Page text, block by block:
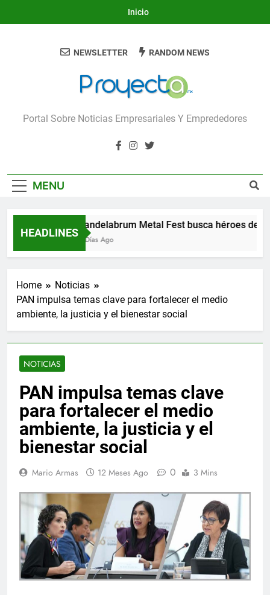
Inicio
Proyecta
Portal Sobre Noticias Empresariales Y Emprededores
NEWSLETTER RANDOM NEWS
MENU
HEADLINES
Candelabrum Metal Fest busca héroes de
2 Días Ago
Home
Noticias
PAN impulsa temas clave para fortalecer el medio
ambiente, la justicia y el bienestar social
NOTICIAS
PAN impulsa temas clave
para fortalecer el medio
ambiente, la justicia y el
bienestar social
Mario Armas 12 Meses Ago 0 3 Mins